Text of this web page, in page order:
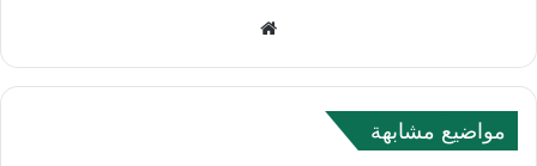
مواضيع مشابهة